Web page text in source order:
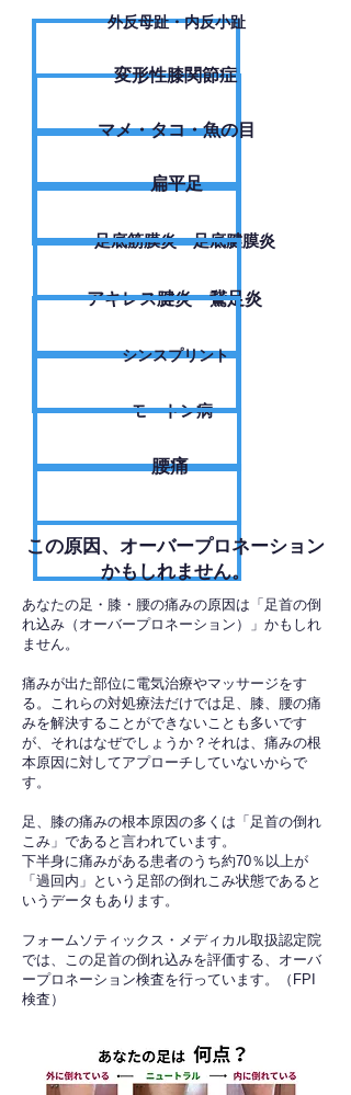
外反母趾・内反小趾
変形性膝関節症
​マメ・タコ・魚の目
扁平足
足底筋膜炎・足底腱膜炎
アキレス腱炎・鵞足炎
シンスプリント
モートン病
腰痛
​この原因、オーバープロネーション
かもしれません。
あなたの足・膝・腰の痛みの原因は「足首の倒
れ込み（オーバープロネーション）」かもしれ
ません。
痛みが出た部位に電気治療やマッサージをす
る。これらの対処療法だけでは足、膝、腰の痛
みを解決することができないことも多いです
が、それはなぜでしょうか？それは、痛みの根
本原因に対してアプローチしていないからで
す。
足、膝の痛みの根本原因の多くは「足首の倒れ
こみ」であると言われています。
下半身に痛みがある患者のうち約70％以上が
「過回内」という足部の倒れこみ状態であると
いうデータもあります。
フォームソティックス・メディカル取扱認定院
では、この足首の倒れ込みを評価する、オーバ
ープロネーション検査を行っています。（FPI
検査）​